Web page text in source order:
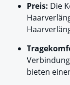
Preis: Die
bieten